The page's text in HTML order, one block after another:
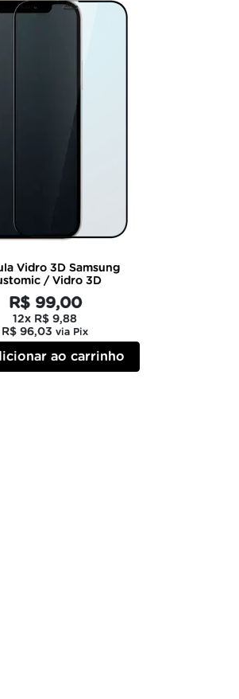
Vidro 3D Samsung
/ Vidro 3D
R$ 99,00
12x R$ 9,88
R$ 96,03 via Pix
ao carrinho